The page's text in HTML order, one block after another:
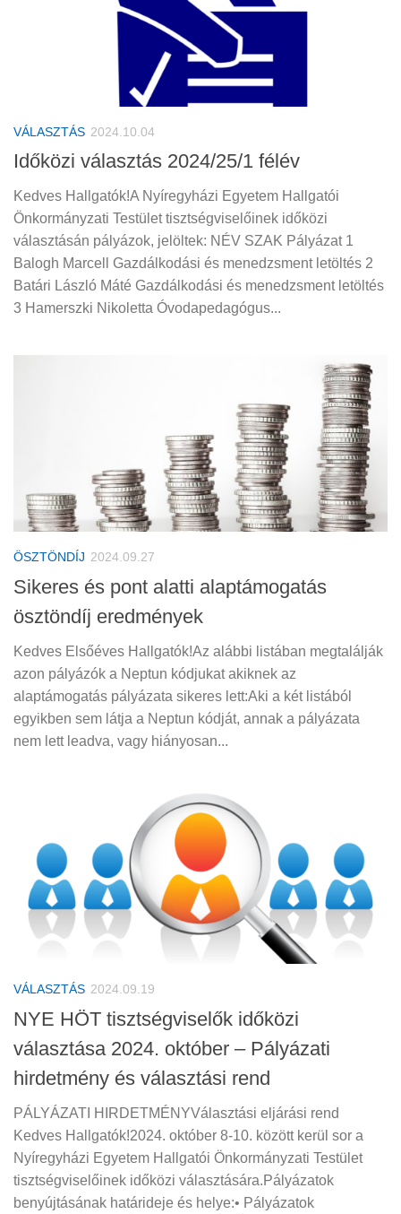
VÁLASZTÁS 2024.10.04
Időközi választás 2024/25/1 félév
Kedves Hallgatók!A Nyíregyházi Egyetem Hallgatói
Önkormányzati Testület tisztségviselőinek időközi
választásán pályázok, jelöltek: NÉV SZAK Pályázat 1
Balogh Marcell Gazdálkodási és menedzsment letöltés 2
Batári László Máté Gazdálkodási és menedzsment letöltés
3 Hamerszki Nikoletta Óvodapedagógus...
ÖSZTÖNDÍJ 2024.09.27
Sikeres és pont alatti alaptámogatás
ösztöndíj eredmények
Kedves Elsőéves Hallgatók!Az alábbi listában megtalálják
azon pályázók a Neptun kódjukat akiknek az
alaptámogatás pályázata sikeres lett:Aki a két listából
egyikben sem látja a Neptun kódját, annak a pályázata
nem lett leadva, vagy hiányosan...
VÁLASZTÁS 2024.09.19
NYE HÖT tisztségviselők időközi
választása 2024. október – Pályázati
hirdetmény és választási rend
PÁLYÁZATI HIRDETMÉNYVálasztási eljárási rend
Kedves Hallgatók!2024. október 8-10. között kerül sor a
Nyíregyházi Egyetem Hallgatói Önkormányzati Testület
tisztségviselőinek időközi választására.Pályázatok
benyújtásának határideje és helye:• Pályázatok